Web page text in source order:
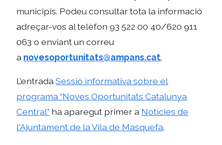
municipis. Podeu consultar tota la informació
adreçar-vos al telèfon 93 522 00 40/620 911
063 o enviant un correu
a novesoportunitats@ampans.cat.
L’entradaSessió informativa sobre el
programa “Noves Oportunitats Catalunya
Central” ha aparegut primer a Notícies de
l'Ajuntament de la Vila de Masquefa.